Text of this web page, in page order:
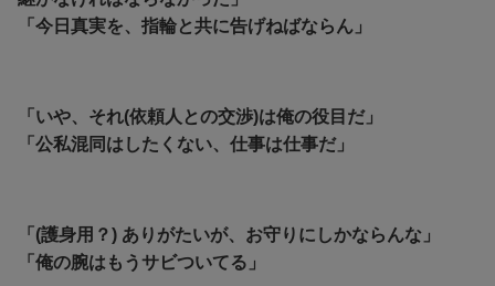
「今日真実を、指輪と共に告げねばならん」
「いや、それ(依頼人との交渉)は俺の役目だ」
「公私混同はしたくない、仕事は仕事だ」
「(護身用？) ありがたいが、お守りにしかならんな」
「俺の腕はもうサビついてる」